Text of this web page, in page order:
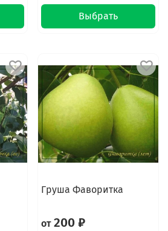
Выбрать
Груша Фаворитка
от200 ₽